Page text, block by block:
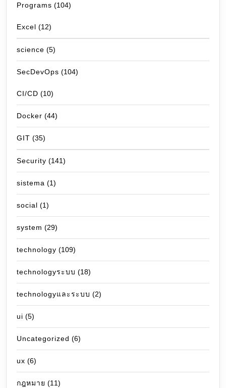
Programs (104)
Excel (12)
science (5)
SecDevOps (104)
CI/CD (10)
Docker (44)
GIT (35)
Security (141)
sistema (1)
social (1)
system (29)
technology (109)
technologyระบบ (18)
technologyและระบบ (2)
ui (5)
Uncategorized (6)
ux (6)
กฎหมาย (11)